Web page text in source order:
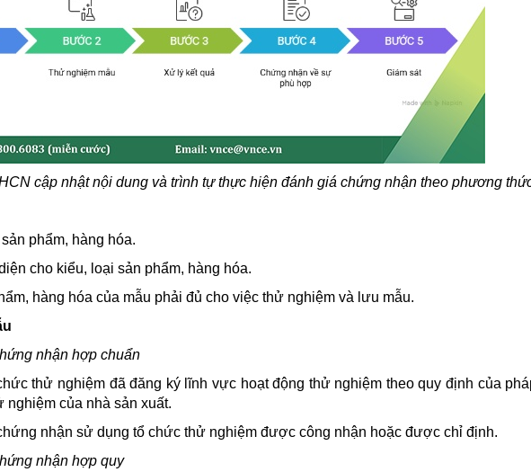
cập nhật nội dung và trình tự thực hiện đánh giá chứng nhận theo phương
phẩm, hàng hóa.
cho kiểu, loại sản phẩm, hàng hóa.
hàng hóa của mẫu phải đủ cho việc thử nghiệm và lưu mẫu.
nhận hợp chuẩn
thử nghiệm đã đăng ký lĩnh vực hoạt động thử nghiệm theo quy định của
nghiệm của nhà sản xuất.
nhận sử dụng tổ chức thử nghiệm được công nhận hoặc được chỉ định.
nhận hợp quy